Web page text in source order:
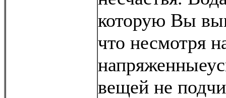
которую Вы
что несмотря
вещей не